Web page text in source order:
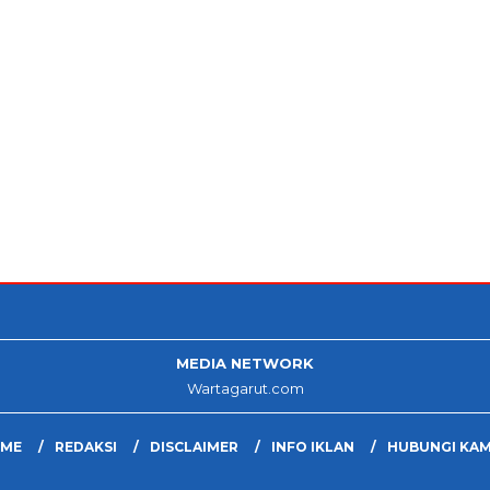
MEDIA NETWORK
Wartagarut.com
REDAKSI DISCLAIMER INFO IKLAN HUBUNGI